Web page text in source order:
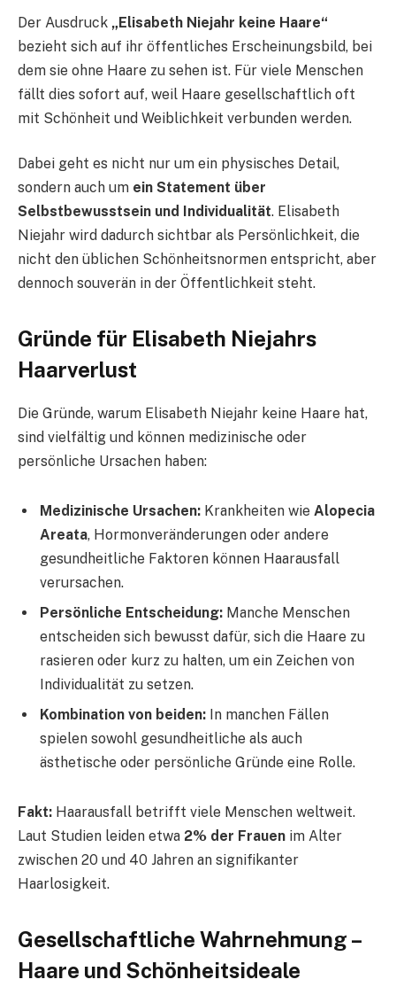
Der Ausdruck „Elisabeth Niejahr keine Haare“
bezieht sich auf ihr öffentliches Erscheinungsbild, bei
dem sie ohne Haare zu sehen ist. Für viele Menschen
fällt dies sofort auf, weil Haare gesellschaftlich oft
mit Schönheit und Weiblichkeit verbunden werden.
Dabei geht es nicht nur um ein physisches Detail,
sondern auch um ein Statement über
Selbstbewusstsein und Individualität. Elisabeth
Niejahr wird dadurch sichtbar als Persönlichkeit, die
nicht den üblichen Schönheitsnormen entspricht, aber
dennoch souverän in der Öffentlichkeit steht.
Gründe für Elisabeth Niejahrs
Haarverlust
Die Gründe, warum Elisabeth Niejahr keine Haare hat,
sind vielfältig und können medizinische oder
persönliche Ursachen haben:
Medizinische Ursachen: Krankheiten wie Alopecia
Areata, Hormonveränderungen oder andere
gesundheitliche Faktoren können Haarausfall
verursachen.
Persönliche Entscheidung: Manche Menschen
entscheiden sich bewusst dafür, sich die Haare zu
rasieren oder kurz zu halten, um ein Zeichen von
Individualität zu setzen.
Kombination von beiden: In manchen Fällen
spielen sowohl gesundheitliche als auch
ästhetische oder persönliche Gründe eine Rolle.
Fakt: Haarausfall betrifft viele Menschen weltweit.
Laut Studien leiden etwa 2% der Frauen im Alter
zwischen 20 und 40 Jahren an signifikanter
Haarlosigkeit.
Gesellschaftliche Wahrnehmung –
Haare und Schönheitsideale